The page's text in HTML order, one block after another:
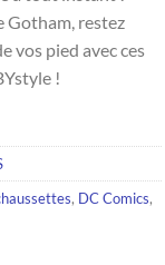
Gotham, restez
vos pied avec ces
!
, DC Comics,